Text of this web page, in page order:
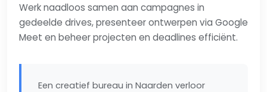
Werk naadloos samen aan campagnes in
gedeelde drives, presenteer ontwerpen via Google
Meet en beheer projecten en deadlines efficiënt.
Een creatief bureau in Naarden verloor